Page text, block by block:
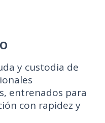
y custodia de
entrenados para
con rapidez y